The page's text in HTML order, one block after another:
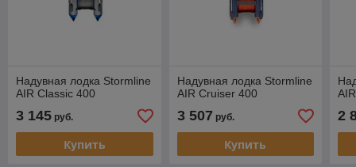
Надувная лодка Stormline
AIR Classic 400
3 145 руб.
Купить
Надувная лодка Stormline
AIR Cruiser 400
3 507 руб.
Купить
2